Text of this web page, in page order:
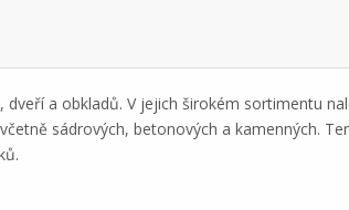
a obkladů. V jejich širokém sortimentu
sádrových, betonových a kamenných.